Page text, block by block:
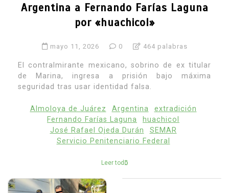
Argentina a Fernando Farías Laguna
por «huachicol»
mayo 11, 2026 0 464 palabras
El contralmirante mexicano, sobrino de ex titular
de Marina, ingresa a prisión bajo máxima
seguridad tras usar identidad falsa.
Almoloya de Juárez Argentina
extradición
Fernando Farías Laguna
huachicol
José Rafael Ojeda Durán
SEMAR
Servicio Penitenciario Federal
Leer todo